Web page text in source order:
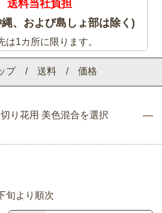
ップ / 送料 / 価格
り花用 美色混合を選択
旬より順次
送料当社負担
、および島しょ部は除く)
1カ所に限ります。